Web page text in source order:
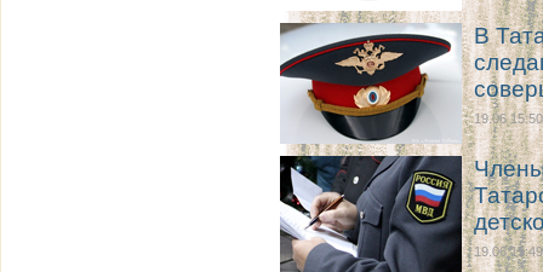
В
19.06 15:50
19.06 15:49